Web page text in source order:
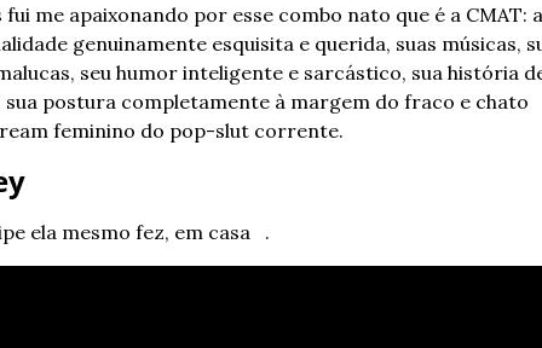
fui me apaixonando por esse combo nato que é a CMAT:
genuinamente esquisita e querida, suas músicas,
seu humor inteligente e sarcástico, sua história
sua postura completamente à margem do fraco e chato
feminino do pop-slut corrente.
ela mesmo fez, em casa   .